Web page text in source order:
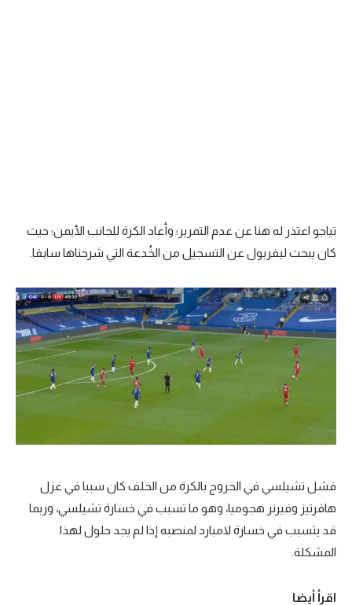
تياجو اعتذر له هنا عن عدم التمرير؛ وأعاد الكرة للجانب الأيمن؛ حيث
كان يبحث ليفربول عن التسجيل من الخُدعة التي شرحناها سابقا.
فشل تشيلسي في الخروج بالكرة من الخلف كان سببا في عزل
هافرتيز وفيرنر هجوميا، وهو ما تسبب في خسارة تشيلسي، وربما
قد يتسبب في خسارة لامبارد لمنصبه إذا لم يجد حلول لهذا
المشكلة.
اقرأ أيضا